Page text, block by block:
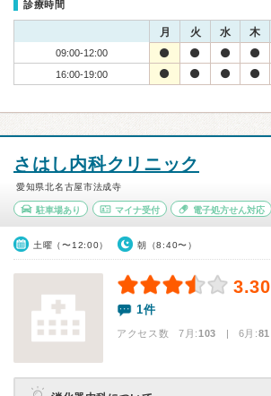
診療時間
月 火 水 木
09:00-12:00
16:00-19:00
さはし内科クリニック
愛知県北名古屋市法成寺
駐車場あり マイナ受付 電子処方せん対応
土曜（〜12:00） 朝（8:40〜）
3.30
1件
アクセス数 7月:103 | 6月:81